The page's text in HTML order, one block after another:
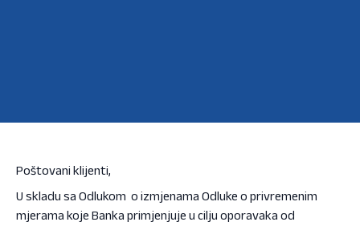
Poštovani klijenti,
U skladu sa Odlukom o izmjenama Odluke o privremenim
mjerama koje Banka primjenjuje u cilju oporavaka od